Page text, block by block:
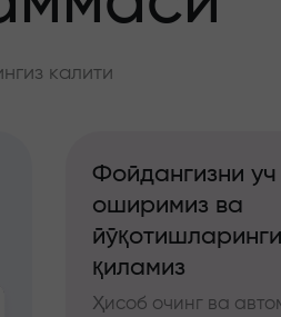
калити
Фойдангизни
оширимиз ва
қиламиз
Ҳисоб очинг ва